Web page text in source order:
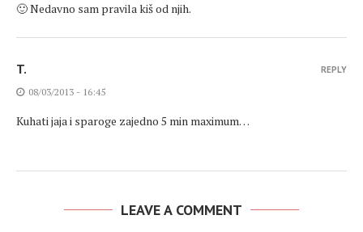
🙂 Nedavno sam pravila kiš od njih.
T.
08/03/2013 - 16:45
Kuhati jaja i sparoge zajedno 5 min maximum…
REPLY
LEAVE A COMMENT